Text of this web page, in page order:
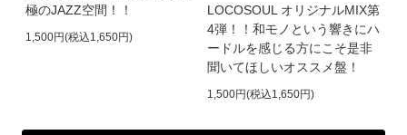
極のJAZZ空間！！
1,500円(税込1,650円)
LOCOSOUL オリジナルMIX第
4弾！！和モノという響きにハ
ードルを感じる方にこそ是非
聞いてほしいオススメ盤！
1,500円(税込1,650円)